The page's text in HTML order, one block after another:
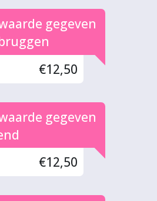
gegeven
€12,50
gegeven
€12,50